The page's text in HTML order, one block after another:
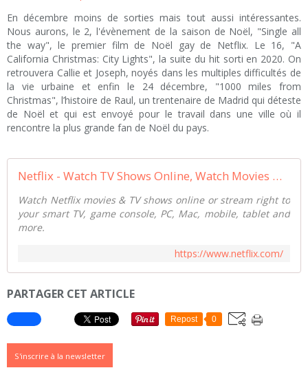
En décembre moins de sorties mais tout aussi intéressantes.
Nous aurons, le 2, l'évènement de la saison de Noël, "Single all
the way", le premier film de Noël gay de Netflix. Le 16, "A
California Christmas: City Lights", la suite du hit sorti en 2020. On
retrouvera Callie et Joseph, noyés dans les multiples difficultés de
la vie urbaine et enfin le 24 décembre, "1000 miles from
Christmas", l’histoire de Raul, un trentenaire de Madrid qui déteste
de Noël et qui est envoyé pour le travail dans une ville où il
rencontre la plus grande fan de Noël du pays.
Netflix - Watch TV Shows Online, Watch Movies Online
Watch Netflix movies & TV shows online or stream right to
your smart TV, game console, PC, Mac, mobile, tablet and
more.
https://www.netflix.com/
PARTAGER CET ARTICLE
Repost 0
S'inscrire à la newsletter